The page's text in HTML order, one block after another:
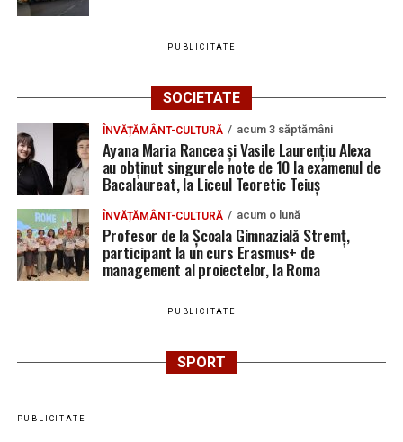
Locuri de muncă în Sântimbru, disponibile la 4
Locuri de muncă în Galda de Jos, disponibile la 4
august 2026. AJOFM Alba a publicat lista posturilor
vacante
Locuri de muncă în Teiuș, disponibile la 4 august
2026. AJOFM Alba a publicat lista posturilor
vacante
Bărbat de 30 de ani din Galda de Jos, reținut după
ce și-ar fi agresat și violat partenera
PUBLICITATE
SOCIETATE
ÎNVĂȚĂMÂNT-CULTURĂ acum 3 săptămâni
Ayana Maria Rancea și Vasile Laurențiu Alexa
au obținut singurele note de 10 la examenul de
Bacalaureat, la Liceul Teoretic Teiuș
ÎNVĂȚĂMÂNT-CULTURĂ acum o lună
Profesor de la Școala Gimnazială Stremț,
participant la un curs Erasmus+ de
management al proiectelor, la Roma
PUBLICITATE
SPORT
PUBLICITATE